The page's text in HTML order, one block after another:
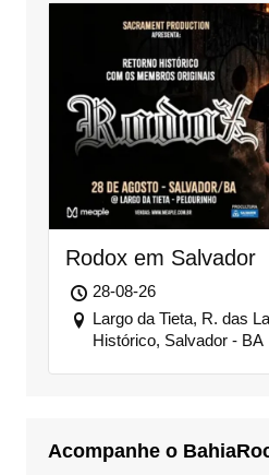
Rodox em Salvador
28-08-26
Largo da Tieta, R. das
Histórico, Salvador - BA
Acompanhe o